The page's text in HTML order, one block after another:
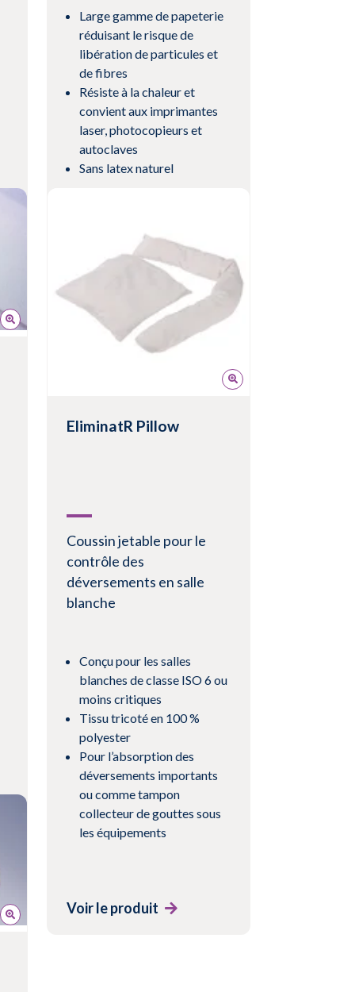
Large gamme de papeterie
réduisant le risque de
libération de particules et
de fibres
Résiste à la chaleur et
convient aux imprimantes
laser, photocopieurs et
autoclaves
Sans latex naturel
Voir le produit
EliminatR Pillow
Coussin jetable pour le
contrôle des
déversements en salle
blanche
Conçu pour les salles
blanches de classe ISO 6 ou
moins critiques
Tissu tricoté en 100 %
polyester
Pour l’absorption des
déversements importants
ou comme tampon
collecteur de gouttes sous
les équipements
Voir le produit